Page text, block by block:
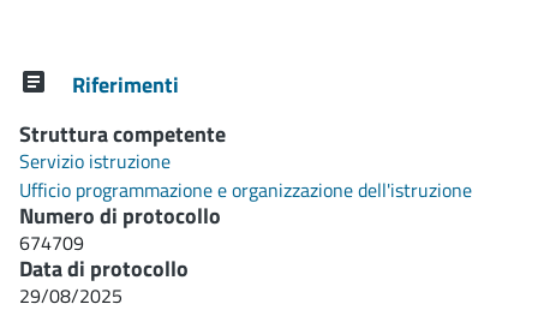
Riferimenti
Struttura competente
Servizio istruzione
Ufficio programmazione e organizzazione dell'istruzione
Numero di protocollo
674709
Data di protocollo
29/08/2025